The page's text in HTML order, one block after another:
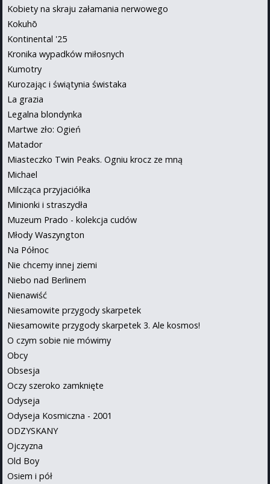
Kobiety na skraju załamania nerwowego
Kokuhō
Kontinental '25
Kronika wypadków miłosnych
Kumotry
Kurozając i świątynia świstaka
La grazia
Legalna blondynka
Martwe zło: Ogień
Matador
Miasteczko Twin Peaks. Ogniu krocz ze mną
Michael
Milcząca przyjaciółka
Minionki i straszydła
Muzeum Prado - kolekcja cudów
Młody Waszyngton
Na Północ
Nie chcemy innej ziemi
Niebo nad Berlinem
Nienawiść
Niesamowite przygody skarpetek
Niesamowite przygody skarpetek 3. Ale kosmos!
O czym sobie nie mówimy
Obcy
Obsesja
Oczy szeroko zamknięte
Odyseja
Odyseja Kosmiczna - 2001
ODZYSKANY
Ojczyzna
Old Boy
Osiem i pół